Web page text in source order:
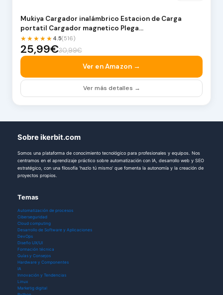
Mukiya Cargador inalámbrico Estacion de Carga
portatil Cargador magnetico Plega…
★★★★★ 4.5(516)
25,99€30,99€
Ver en Amazon →
Ver más detalles →
Sobre ikerbit.com
Somos una plataforma de conocimiento tecnológico para profesionales y equipos. Nos
centramos en el aprendizaje práctico sobre automatización con IA, desarrollo web y SEO
estratégico, con una filosofía 'hazlo tú mismo' que fomenta la autonomía y la creación de
proyectos propios.
Temas
Automatización de procesos
Ciberseguridad
Cloud computing
Desarrollo de Software y Aplicaciones
DevOps
Diseño UX/UI
Formación técnica
Guías y Consejos
Hardware y Componentes
IA
Innovación y Tendencias
Linux
Marketig digital